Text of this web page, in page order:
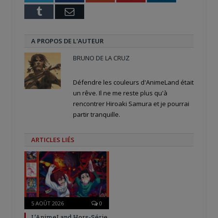
Tumblr Email
A PROPOS DE L'AUTEUR
BRUNO DE LA CRUZ
Défendre les couleurs d'AnimeLand était
un rêve. Il ne me reste plus qu'à
rencontrer Hiroaki Samura et je pourrai
partir tranquille.
ARTICLES LIÉS
5 AOÛT 2026 0